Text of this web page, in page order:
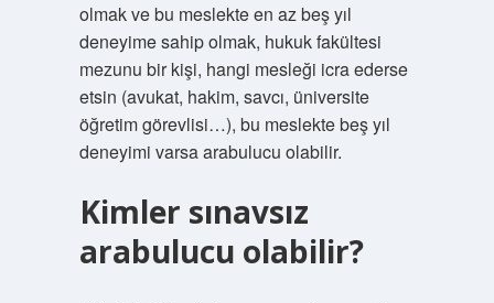
olmak ve bu meslekte en az beş yıl
deneyime sahip olmak, hukuk fakültesi
mezunu bir kişi, hangi mesleği icra ederse
etsin (avukat, hakim, savcı, üniversite
öğretim görevlisi…), bu meslekte beş yıl
deneyimi varsa arabulucu olabilir.
Kimler sınavsız
arabulucu olabilir?